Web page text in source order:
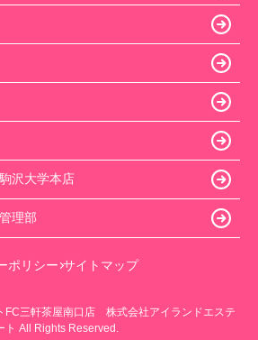
沢大学本店
理部
ポリシー サイトマップ
FC三軒茶屋南口店 株式会社アイランドエステ
ト All Rights Reserved.